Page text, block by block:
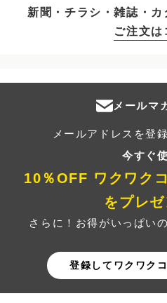
新聞・チラシ・雑誌・
ご注文は
メールマ
メールアドレスを登
今すぐ
10％OFF ワクワク
をプレゼ
さらに！お得がいっぱい
登録してワクワク